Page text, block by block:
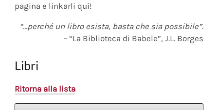
pagina e linkarli qui!
“…perché un libro esista, basta che sia possibile”.
– “La Biblioteca di Babele”, J.L. Borges
Libri
Ritorna alla lista